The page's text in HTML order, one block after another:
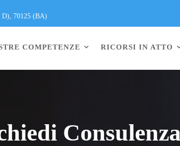
D), 70125 (BA)
COMPETENZE RICORSI IN ATTO
Consulenza